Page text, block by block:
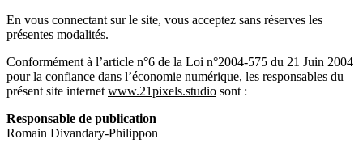
En vous connectant sur le site, vous acceptez sans réserves les
présentes modalités.
Conformément à l’article n°6 de la Loi n°2004-575 du 21 Juin 2004
pour la confiance dans l’économie numérique, les responsables du
présent site internet www.21pixels.studio sont :
Responsable de publication
Romain Divandary-Philippon